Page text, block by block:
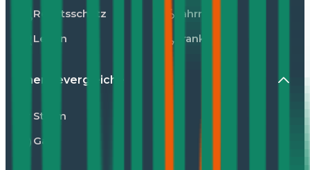
Rechtsschutz
Leben
Fahrrad
Kranken
Energievergleiche
Strom
Gas